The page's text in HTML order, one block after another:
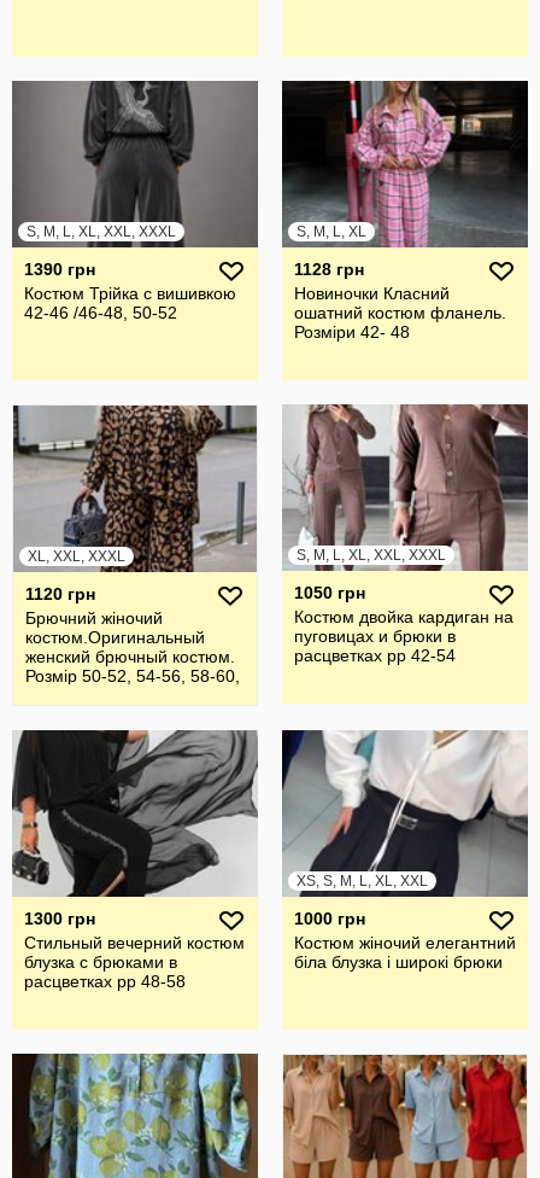
S, M, L, XL, XXL, XXXL
1390 грн
Костюм Трійка с вишивкою
42-46 /46-48, 50-52
S, M, L, XL
1128 грн
Новиночки Класний
ошатний костюм фланель.
Розміри 42- 48
XL, XXL, XXXL
1120 грн
Брючний жiночий
костюм.Оригинальный
женский брючный костюм.
Розмір 50-52, 54-56, 58-60,
S, M, L, XL, XXL, XXXL
1050 грн
Костюм двойка кардиган на
пуговицах и брюки в
расцветках рр 42-54
1300 грн
Стильный вечерний костюм
блузка с брюками в
расцветках рр 48-58
XS, S, M, L, XL, XXL
1000 грн
Костюм жіночий елегантний
біла блузка і широкі брюки